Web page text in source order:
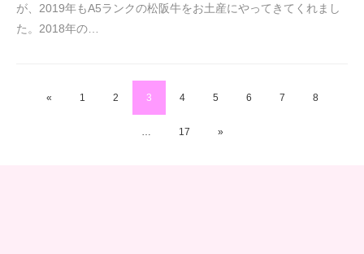
が、2019年もA5ランクの松阪牛をお土産にやってきてくれまし
た。2018年の…
« 1 2 3 4 5 6 7 8
… 17 »